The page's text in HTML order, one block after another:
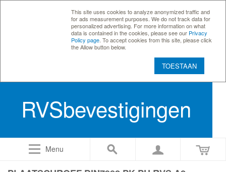
This site uses cookies to analyze anonymized traffic and
for ads measurement purposes. We do not track data for
personalized advertising. For more information on what
data is contained in the cookies, please see our Privacy
Policy page . To accept cookies from this site, please click
the Allow button below.
TOESTAAN
RVSbevestigingen
Menu